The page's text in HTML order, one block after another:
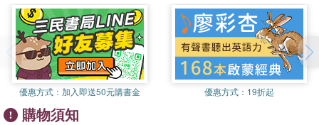
national belonging, patriotism, natural rights, and
democratic agency.
優惠方式： 加入即送50元購書金 優惠方式： 19折起
購物須知